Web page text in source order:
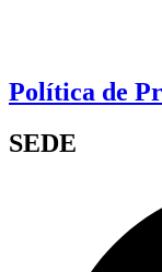
Política de
SEDE